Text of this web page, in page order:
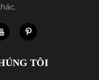
TÔI